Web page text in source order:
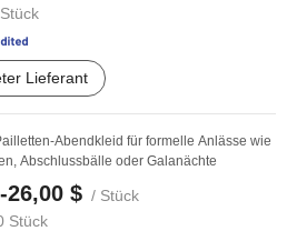
Lieferant
Abendkleid für formelle Anlässe wie
Abschlussbälle oder Galanächte
26,00 $ / Stück
Stück